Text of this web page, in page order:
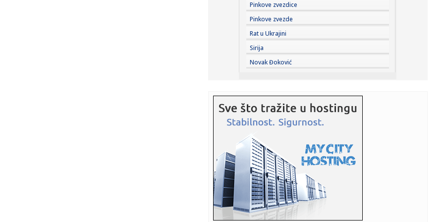
14:24:Španija zaprijetila Italiji kontramjerama
14:24:Zatražen pritvor uhapšenima u akciji "Trasa"
14:24:Stabilnije vodosnabdijevanje sjevera Banjaluke od 15.
avgusta
14:24: Novčana podrška Grada Banjaluka: 293 brucoša dobiće
po 200 KM
14:24:
podzemnih...
14:24:Spektakl Marije Šerifović u Travniku: Fanovi stižu iz cijele
14:24:Policija istražuje dječaka (12) nakon četiri požara u parku
14:24:U toku asfaltiranje banjalučkih ulica
Pinkove zvezdice
Pinkove zvezde
Rat u Ukrajini
Sirija
Novak Đoković